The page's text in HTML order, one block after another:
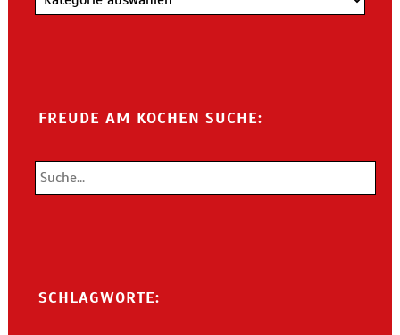
FREUDE AM KOCHEN SUCHE:
SCHLAGWORTE: